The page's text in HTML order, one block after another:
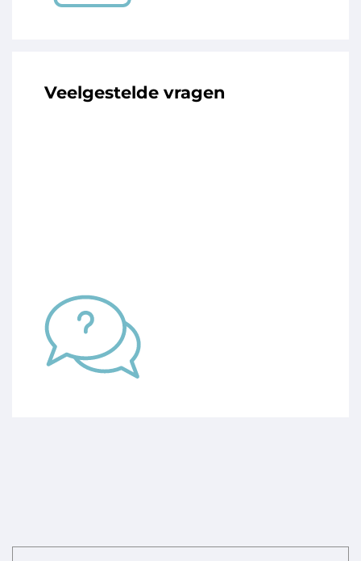
Veelgestelde vragen